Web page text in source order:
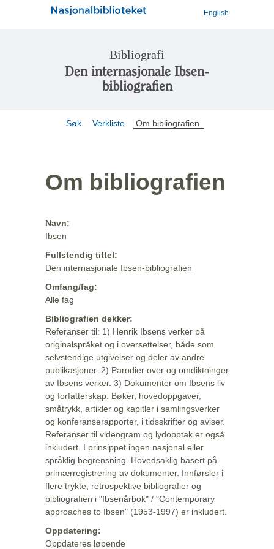
English
Bibliografi
Den internasjonale Ibsen-
bibliografien
Søk Verkliste Om bibliografien
Om bibliografien
Navn:
Ibsen
Fullstendig tittel:
Den internasjonale Ibsen-bibliografien
Omfang/fag:
Alle fag
Bibliografien dekker:
Referanser til: 1) Henrik Ibsens verker på
originalspråket og i oversettelser, både som
selvstendige utgivelser og deler av andre
publikasjoner. 2) Parodier over og omdiktninger
av Ibsens verker. 3) Dokumenter om Ibsens liv
og forfatterskap: Bøker, hovedoppgaver,
småtrykk, artikler og kapitler i samlingsverker
og konferanserapporter, i tidsskrifter og aviser.
Referanser til videogram og lydopptak er også
inkludert. I prinsippet ingen nasjonal eller
språklig begrensning. Hovedsaklig basert på
primærregistrering av dokumenter. Innførsler i
flere trykte, retrospektive bibliografier og
bibliografien i "Ibsenårbok" / "Contemporary
approaches to Ibsen" (1953-1997) er inkludert.
Oppdatering:
Oppdateres løpende